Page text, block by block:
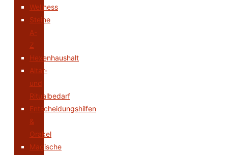
Wellness
Steine
A-
Z
Hexenhaushalt
Altar-
und
Ritualbedarf
Entscheidungshilfen
&
Orakel
Magische